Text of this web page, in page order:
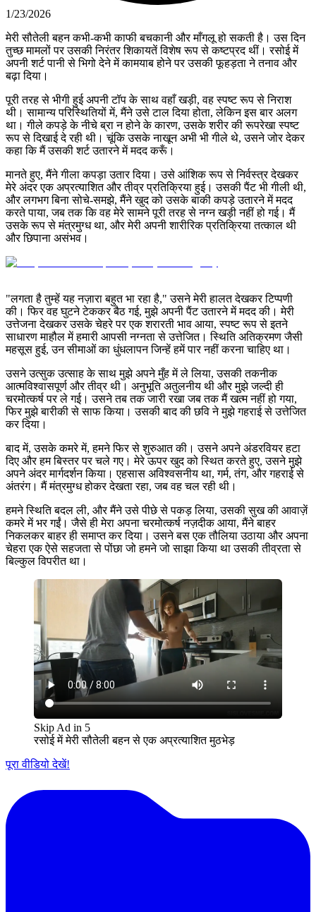
1/23/2026
मेरी सौतेली बहन कभी-कभी काफी बचकानी और माँगलू हो सकती है। उस दिन
तुच्छ मामलों पर उसकी निरंतर शिकायतें विशेष रूप से कष्टप्रद थीं। रसोई में
अपनी शर्ट पानी से भिगो देने में कामयाब होने पर उसकी फूहड़ता ने तनाव और
बढ़ा दिया।
पूरी तरह से भीगी हुई अपनी टॉप के साथ वहाँ खड़ी, वह स्पष्ट रूप से निराश
थी। सामान्य परिस्थितियों में, मैंने उसे टाल दिया होता, लेकिन इस बार अलग
था। गीले कपड़े के नीचे ब्रा न होने के कारण, उसके शरीर की रूपरेखा स्पष्ट
रूप से दिखाई दे रही थी। चूंकि उसके नाखून अभी भी गीले थे, उसने जोर देकर
कहा कि मैं उसकी शर्ट उतारने में मदद करूँ।
मानते हुए, मैंने गीला कपड़ा उतार दिया। उसे आंशिक रूप से निर्वस्त्र देखकर
मेरे अंदर एक अप्रत्याशित और तीव्र प्रतिक्रिया हुई। उसकी पैंट भी गीली थी,
और लगभग बिना सोचे-समझे, मैंने खुद को उसके बाकी कपड़े उतारने में मदद
करते पाया, जब तक कि वह मेरे सामने पूरी तरह से नग्न खड़ी नहीं हो गई। मैं
उसके रूप से मंत्रमुग्ध था, और मेरी अपनी शारीरिक प्रतिक्रिया तत्काल थी
और छिपाना असंभव।
"लगता है तुम्हें यह नज़ारा बहुत भा रहा है," उसने मेरी हालत देखकर टिप्पणी
की। फिर वह घुटने टेककर बैठ गई, मुझे अपनी पैंट उतारने में मदद की। मेरी
उत्तेजना देखकर उसके चेहरे पर एक शरारती भाव आया, स्पष्ट रूप से इतने
साधारण माहौल में हमारी आपसी नग्नता से उत्तेजित। स्थिति अतिक्रमण जैसी
महसूस हुई, उन सीमाओं का धुंधलापन जिन्हें हमें पार नहीं करना चाहिए था।
उसने उत्सुक उत्साह के साथ मुझे अपने मुँह में ले लिया, उसकी तकनीक
आत्मविश्वासपूर्ण और तीव्र थी। अनुभूति अतुलनीय थी और मुझे जल्दी ही
चरमोत्कर्ष पर ले गई। उसने तब तक जारी रखा जब तक मैं खत्म नहीं हो गया,
फिर मुझे बारीकी से साफ किया। उसकी बाद की छवि ने मुझे गहराई से उत्तेजित
कर दिया।
बाद में, उसके कमरे में, हमने फिर से शुरुआत की। उसने अपने अंडरवियर हटा
दिए और हम बिस्तर पर चले गए। मेरे ऊपर खुद को स्थित करते हुए, उसने मुझे
अपने अंदर मार्गदर्शन किया। एहसास अविश्वसनीय था, गर्म, तंग, और गहराई से
अंतरंग। मैं मंत्रमुग्ध होकर देखता रहा, जब वह चल रही थी।
हमने स्थिति बदल ली, और मैंने उसे पीछे से पकड़ लिया, उसकी सुख की आवाज़ें
कमरे में भर गईं। जैसे ही मेरा अपना चरमोत्कर्ष नज़दीक आया, मैंने बाहर
निकलकर बाहर ही समाप्त कर दिया। उसने बस एक तौलिया उठाया और अपना
चेहरा एक ऐसे सहजता से पोंछा जो हमने जो साझा किया था उसकी तीव्रता से
बिल्कुल विपरीत था।
Skip Ad in 5
रसोई में मेरी सौतेली बहन से एक अप्रत्याशित मुठभेड़
पूरा वीडियो देखें!